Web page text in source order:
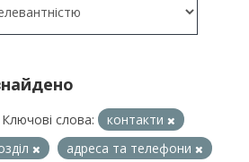
Ключові слова:
контакти
адреса та телефони